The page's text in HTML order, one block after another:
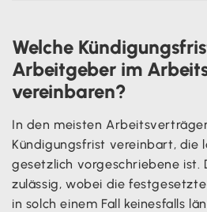
Welche
Arbeitgeber im
vereinbaren?
In den meisten
Kündigungsfrist vereinbart, die
gesetzlich vorgeschriebene ist.
zulässig, wobei die
in solch einem Fall keinesfalls